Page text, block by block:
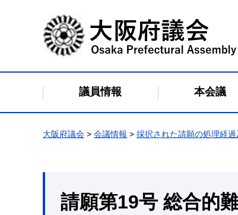
大阪府議会
議員情報 本会議
大阪府議会 > 会議情報 > 採択された請願の処理経
請願第19号 総合的